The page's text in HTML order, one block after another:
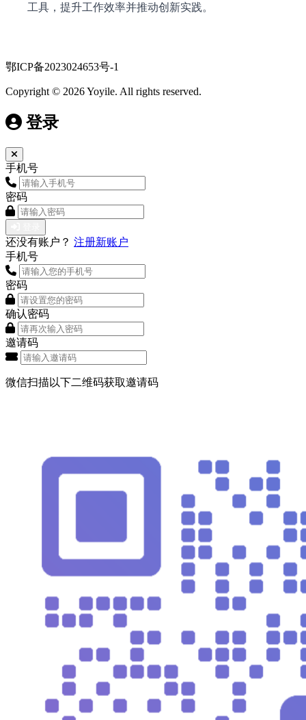
工具，提升工作效率并推动创新实践。
鄂ICP备2023024653号-1
Copyright © 2026 Yoyile. All rights reserved.
登录
手机号
密码
还没有账户？ 注册新账户
手机号
密码
确认密码
邀请码
微信扫描以下二维码获取邀请码